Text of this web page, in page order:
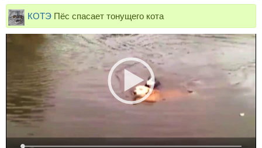
КОТЭ Пёс спасает тонущего кота